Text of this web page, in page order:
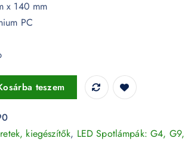
x 140 mm
PC
kör spotkeret - 8590 mennyiség
teszem
kiegészítők, LED Spotlámpák: G4, G9,